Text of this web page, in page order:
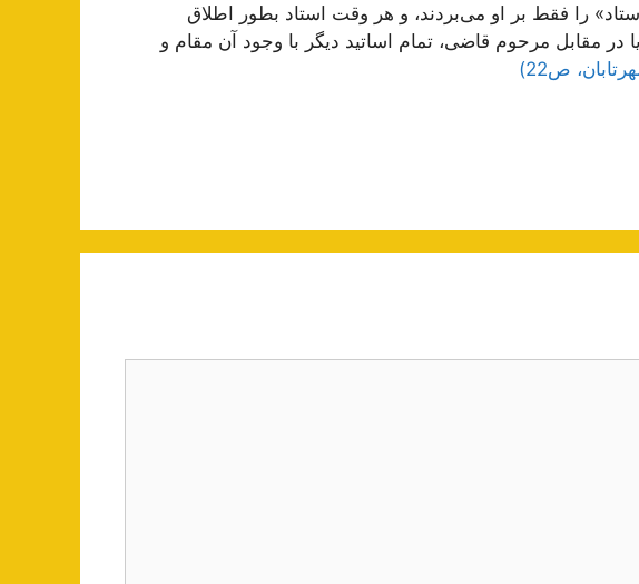
را فقط بر او مى‌بردند، و هر وقت استاد بطور اطلاق
مقابل مرحوم قاضى، تمام اساتید دیگر با وجود آن مقام و
ص22)